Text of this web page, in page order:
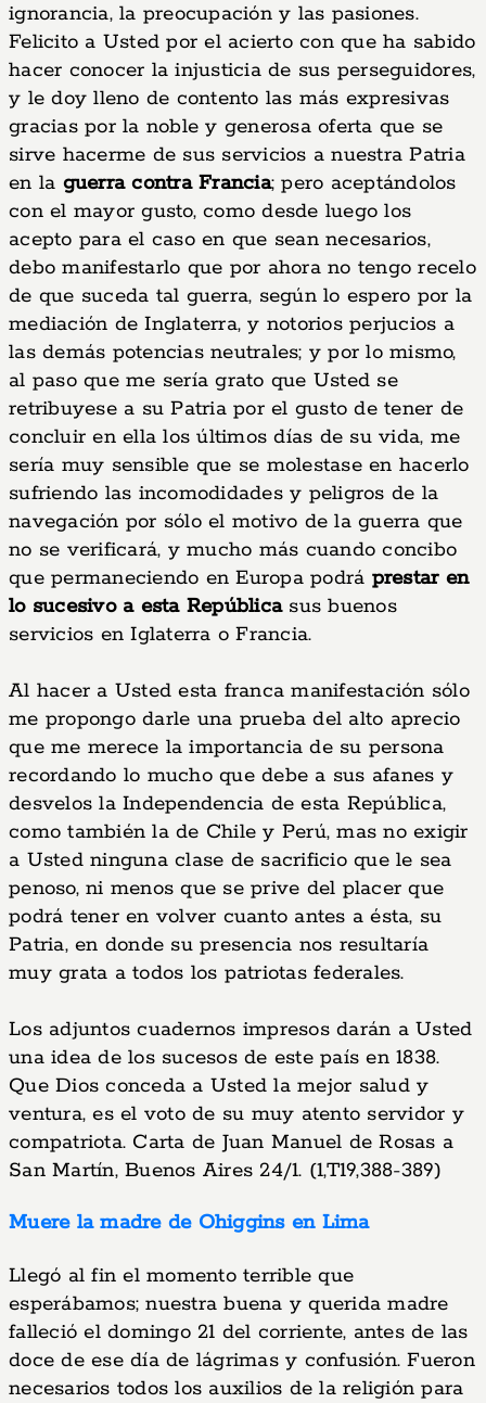
ignorancia, la preocupación y las pasiones.
Felicito a Usted por el acierto con que ha sabido
hacer conocer la injusticia de sus perseguidores,
y le doy lleno de contento las más expresivas
gracias por la noble y generosa oferta que se
sirve hacerme de sus servicios a nuestra Patria
en la guerra contra Francia; pero aceptándolos
con el mayor gusto, como desde luego los
acepto para el caso en que sean necesarios,
debo manifestarlo que por ahora no tengo recelo
de que suceda tal guerra, según lo espero por la
mediación de Inglaterra, y notorios perjucios a
las demás potencias neutrales; y por lo mismo,
al paso que me sería grato que Usted se
retribuyese a su Patria por el gusto de tener de
concluir en ella los últimos días de su vida, me
sería muy sensible que se molestase en hacerlo
sufriendo las incomodidades y peligros de la
navegación por sólo el motivo de la guerra que
no se verificará, y mucho más cuando concibo
que permaneciendo en Europa podrá prestar en
lo sucesivo a esta Repúblicasus buenos
servicios en Iglaterra o Francia.
Al hacer a Usted esta franca manifestación sólo
me propongo darle una prueba del alto aprecio
que me merece la importancia de su persona
recordando lo mucho que debe a sus afanes y
desvelos la Independencia de esta República,
como también la de Chile y Perú, mas no exigir
a Usted ninguna clase de sacrificio que le sea
penoso, ni menos que se prive del placer que
podrá tener en volver cuanto antes a ésta, su
Patria, en donde su presencia nos resultaría
muy grata a todos los patriotas federales.
Los adjuntos cuadernos impresos darán a Usted
una idea de los sucesos de este país en 1838.
Que Dios conceda a Usted la mejor salud y
ventura, es el voto de su muy atento servidor y
compatriota. Carta de Juan Manuel de Rosas a
San Martín, Buenos Aires 24/1. (1,T19,388-389)
Muere la madre de Ohiggins en Lima
Llegó al fin el momento terrible que
esperábamos; nuestra buena y querida madre
falleció el domingo 21 del corriente, antes de las
doce de ese día de lágrimas y confusión. Fueron
necesarios todos los auxilios de la religión para